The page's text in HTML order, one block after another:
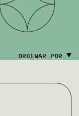
ORDENAR POR